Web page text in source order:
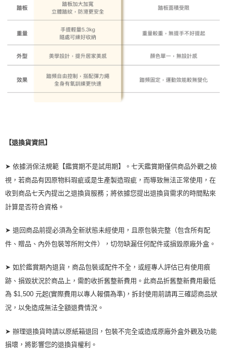
【退換貨資訊】
➤ 依據消保法規範【鑑賞期不是試用期】。七天鑑賞期僅供商品外觀之檢
視，若商品有因原物料瑕疵或是生產製造瑕疵，而導致無法正常使用，在
收到商品七天內提出之退換貨服務；將依據您提出退換貨需求的時間點來
計算是否符合資格。
➤ 退回商品前提必須為全新狀態未經使用，且原包裝完整（包含所有配
件、贈品、內外包裝等所附文件），切勿缺漏任何配件或損毀原廠外盒。
➤ 如於鑑賞期內退貨，商品包裝或配件不全，或經專人評估已有使用痕
跡、損毀狀況於商品上，需酌收折舊整新費用。此商品折舊整新費用最低
為 $1,500 元起(實際費用以專人報價為準)，拆封使用前請再三確認商品狀
況，以免造成無法全額退費情況。
➤ 辦理退換貨時請以原紙箱退回，包裝不完全或造成原廠外盒外觀及功能
損壞，將影響您的退換貨權利。